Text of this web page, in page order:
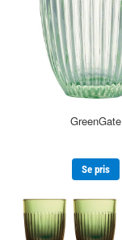
GreenGate
Se pris